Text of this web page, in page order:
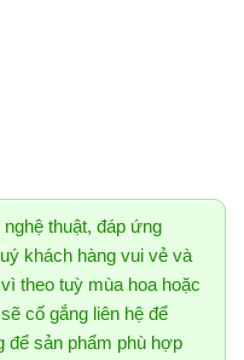
thuật, đáp ứng
khách hàng vui vẻ và
theo tuỳ mùa hoa hoặc
cố gắng liên hệ để
để sản phẩm phù hợp